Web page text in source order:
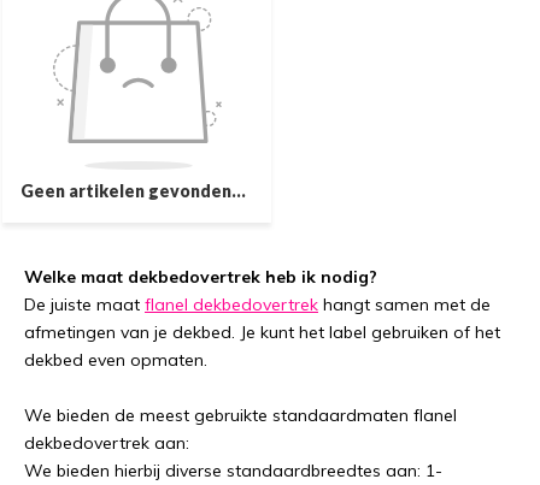
Geen artikelen gevonden...
Welke maat dekbedovertrek heb ik nodig?
De juiste maat flanel dekbedovertrek hangt samen met de
afmetingen van je dekbed. Je kunt het label gebruiken of het
dekbed even opmaten.
We bieden de meest gebruikte standaardmaten flanel
dekbedovertrek aan:
We bieden hierbij diverse standaardbreedtes aan: 1-